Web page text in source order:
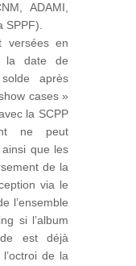
ADAMI,
SPPF).
versées en
la date de
après
cases »
la SCPP
ne peut
ainsi que les
de la
via le
l’ensemble
si l’album
est déjà
de la